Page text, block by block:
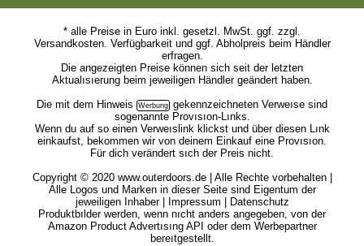
* alle Preise in Euro inkl. gesetzl. MwSt. ggf. zzgl.
Versandkosten. Verfügbarkeit und ggf. Abholpreis beim Händler
erfragen.
Die angezeigten Preise können sich seit der letzten
Aktualısıerung beim jeweiligen Händler geändert haben.
Die mit dem Hinweis
gekennzeichneten Verweıse sind
sogenannte Provısıon-Lınks.
Wenn du auf so einen Verweıslink klickst und über diesen Lınk
einkaufst, bekommen wir von deinem Einkauf eine Provısıon.
Für dich verändert sıch der Preis nicht.
Copyright © 2020 www.outerdoors.de | Alle Rechte vorbehalten |
Alle Logos und Marken in dieser Seite sind Eigentum der
jeweiligen Inhaber |
Impressum
Datenschutz
Produktbılder werden, wenn nıcht anders angegeben, von der
Amazon Product Advertısıng API oder dem Werbepartner
bereıtgestellt.